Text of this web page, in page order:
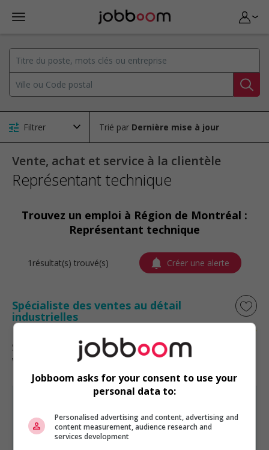
Filtrer Trié par
Vente, achat et service à la clientèle
Représentant technique
Trouvez un emploi à Région de Montréal :
Représentant technique
1résultat(s) trouvé(s) Créer une alerte
Spécialiste des ventes au détail
industrielles
Saint-Léonard
, QC
Vente, achat et service à la clientèle
Jobboom asks for your consent to use your
personal data to:
Personalised advertising and content, advertising and
content measurement, audience research and
services development